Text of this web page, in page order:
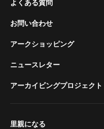
よくある質問
お問い合わせ
アークショッピング
ニュースレター
アーカイビングプロジェクト
里親になる